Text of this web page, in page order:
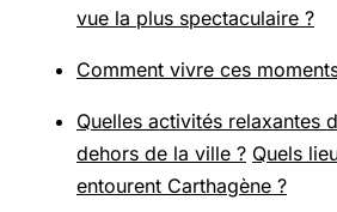
vue la plus spectaculaire ?
Comment vivre ces
Quelles activités relaxantes
dehors de la ville ? Quels
entourent Carthagène ?